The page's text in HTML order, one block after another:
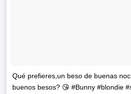
Qué prefieres,un beso de buenas
buenos besos? 😘 #Bunny #blondie